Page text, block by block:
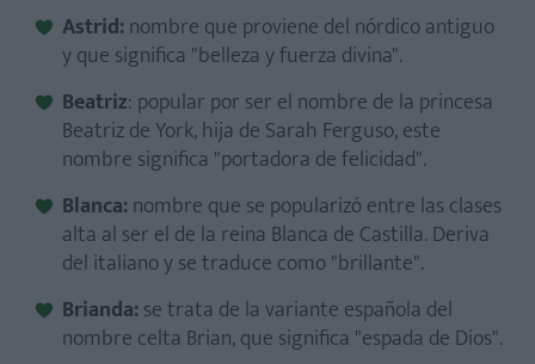
Astrid:nombre que proviene del nórdico antiguo
y que significa "belleza y fuerza divina".
Beatriz: popular por ser el nombre de la princesa
Beatriz de York, hija de Sarah Ferguso, este
nombre significa "portadora de felicidad".
Blanca:nombre que se popularizó entre las clases
alta al ser el de la reina Blanca de Castilla. Deriva
del italiano y se traduce como "brillante".
Brianda:se trata de la variante española del
nombre celta Brian, que significa "espada de Dios".